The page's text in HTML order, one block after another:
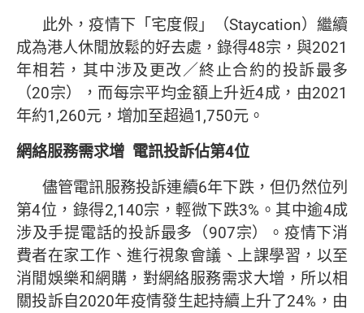
此外，疫情下「宅度假」（Staycation）繼續
成為港人休閒放鬆的好去處，錄得48宗，與2021
年相若，其中涉及更改／終止合約的投訴最多
（20宗），而每宗平均金額上升近4成，由2021
年約1,260元，增加至超過1,750元。
網絡服務需求增 電訊投訴佔第4位
儘管電訊服務投訴連續6年下跌，但仍然位列
第4位，錄得2,140宗，輕微下跌3%。其中逾4成
涉及手提電話的投訴最多（907宗）。疫情下消
費者在家工作、進行視象會議、上課學習，以至
消閒娛樂和網購，對網絡服務需求大增，所以相
關投訴自2020年疫情發生起持續上升了24%，由